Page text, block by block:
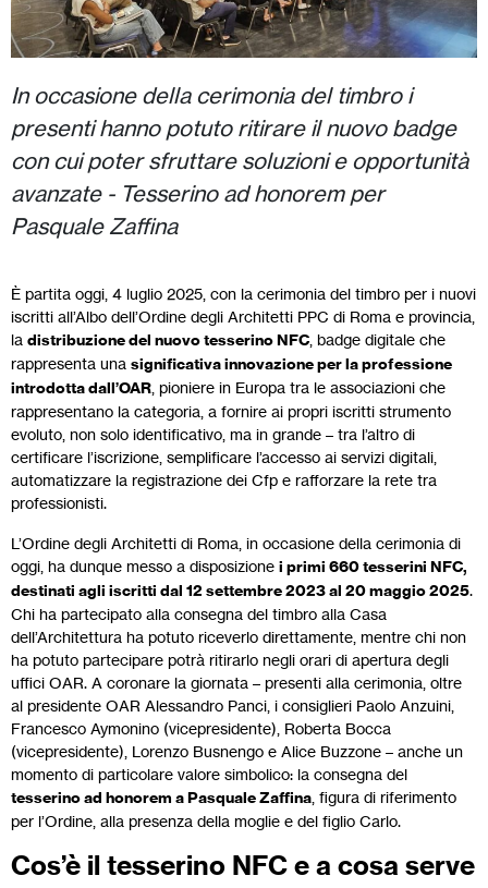
In occasione della cerimonia del timbro i
presenti hanno potuto ritirare il nuovo badge
con cui poter sfruttare soluzioni e opportunità
avanzate - Tesserino ad honorem per
Pasquale Zaffina
È partita oggi, 4 luglio 2025, con la cerimonia del timbro per i nuovi
iscritti all’Albo dell’Ordine degli Architetti PPC di Roma e provincia,
la distribuzione del nuovo tesserino NFC , badge digitale che
rappresenta una significativa innovazione per la professione
introdotta dall’OAR , pioniere in Europa tra le associazioni che
rappresentano la categoria, a fornire ai propri iscritti strumento
evoluto, non solo identificativo, ma in grande – tra l’altro di
certificare l’iscrizione, semplificare l’accesso ai servizi digitali,
automatizzare la registrazione dei Cfp e rafforzare la rete tra
professionisti.
L’Ordine degli Architetti di Roma, in occasione della cerimonia di
oggi, ha dunque messo a disposizione i primi 660 tesserini NFC,
destinati agli iscritti dal 12 settembre 2023 al 20 maggio 2025.
Chi ha partecipato alla consegna del timbro alla Casa
dell’Architettura ha potuto riceverlo direttamente, mentre chi non
ha potuto partecipare potrà ritirarlo negli orari di apertura degli
uffici OAR. A coronare la giornata – presenti alla cerimonia, oltre
al presidente OAR Alessandro Panci, i consiglieri Paolo Anzuini,
Francesco Aymonino (vicepresidente), Roberta Bocca
(vicepresidente), Lorenzo Busnengo e Alice Buzzone – anche un
momento di particolare valore simbolico: la consegna del
tesserino ad honorem a Pasquale Zaffina , figura di riferimento
per l’Ordine, alla presenza della moglie e del figlio Carlo.
Cos’è il tesserino NFC e a cosa serve